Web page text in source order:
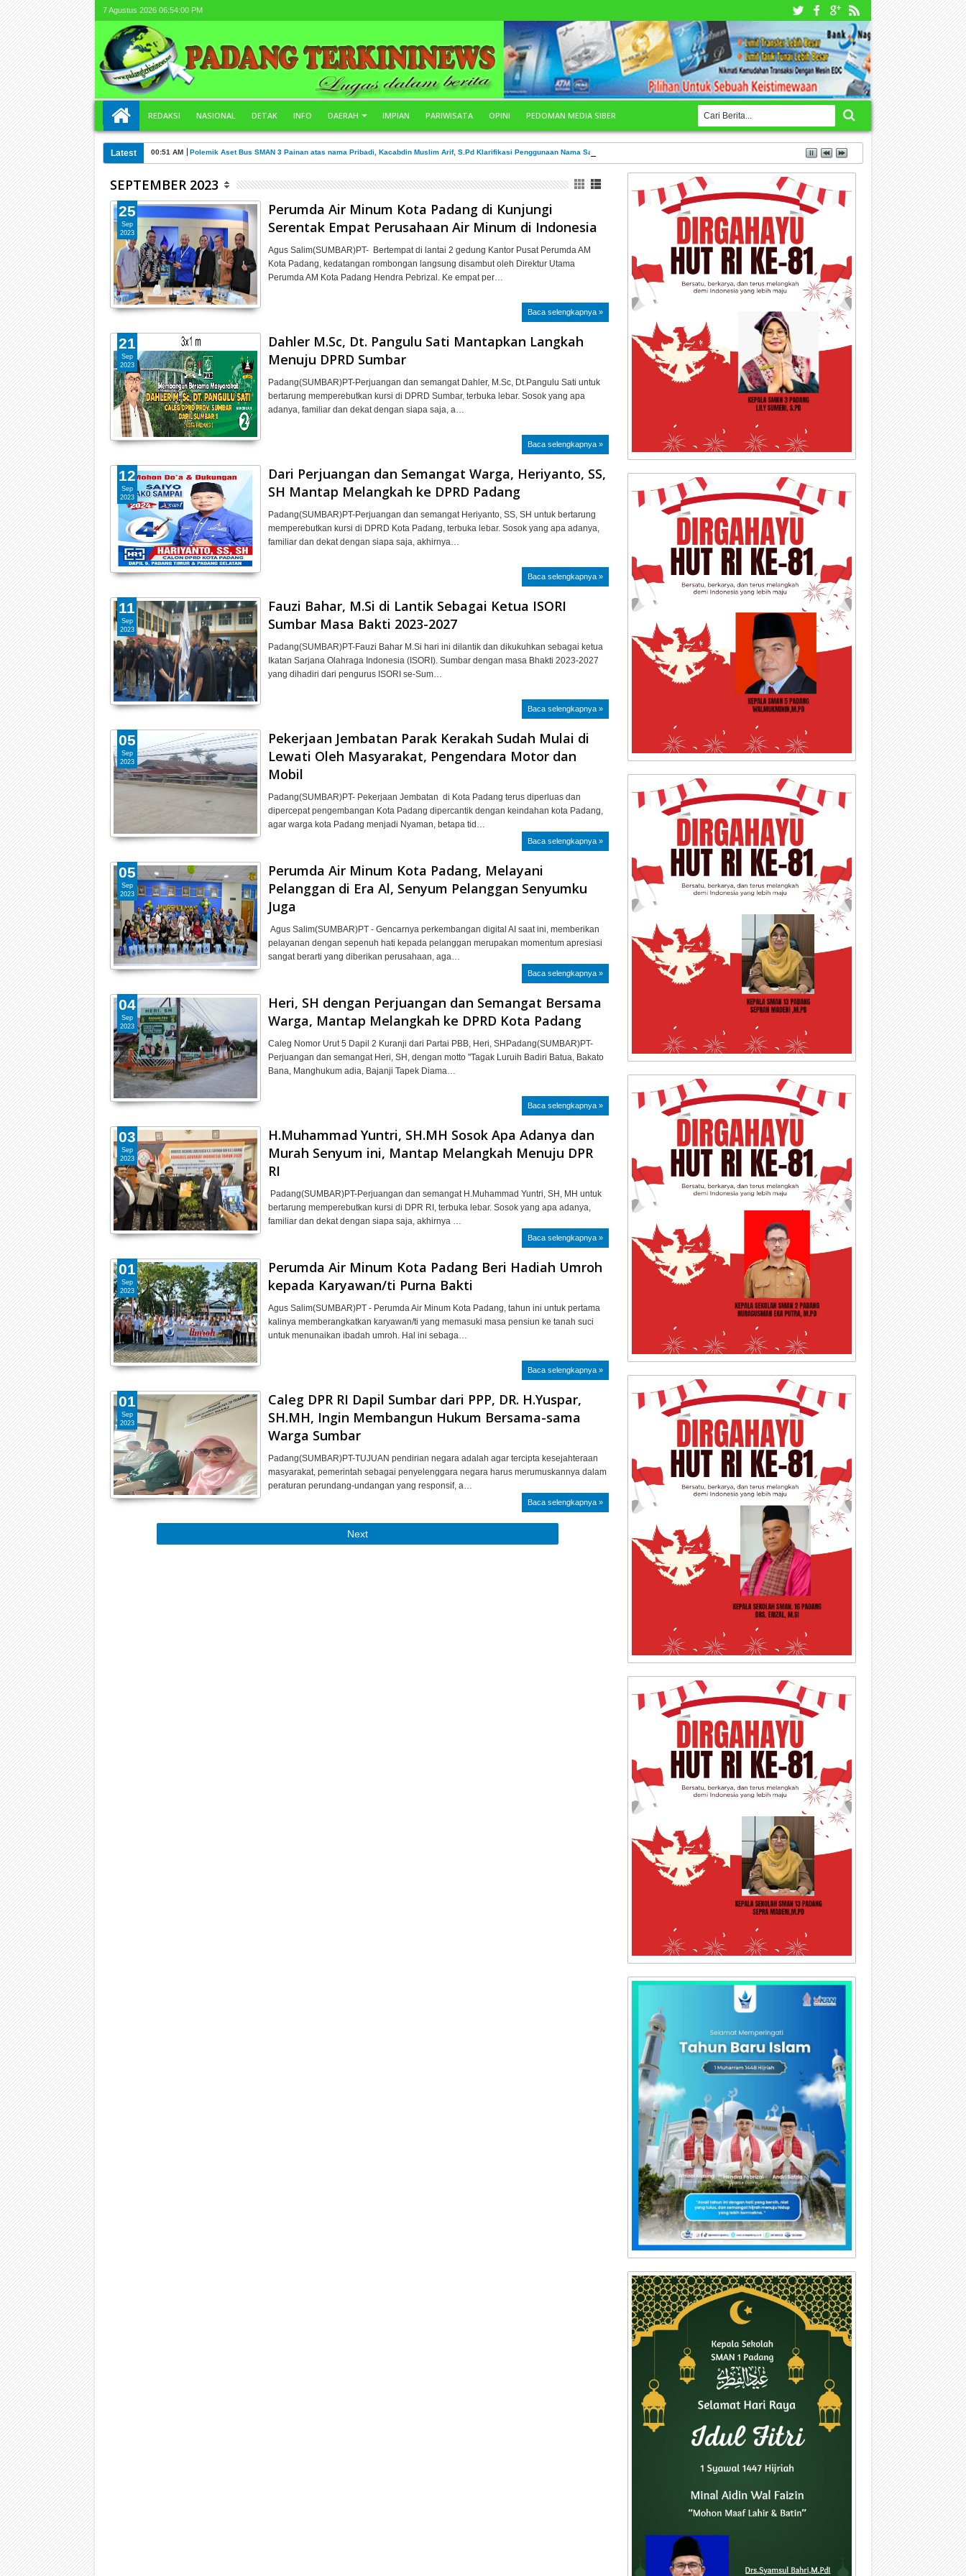
7 Agustus 2026 06:54:01 PM
REDAKSI NASIONAL DETAK INFO DAERAH IMPIAN PARIWISATA OPINI PEDOMAN MEDIA SIBER
Latest 00:51 AM Polemik Aset Bus SMAN 3 Painan atas nama Pribadi, Kacabdin Muslim Arif, S.Pd Klarifikasi Penggunaan Nama Saya Pada STNK dan BPKB Semata-mata Mempermudah Proses Administrasi Kredit di Leasing
SEPTEMBER 2023
Perumda Air Minum Kota Padang di Kunjungi
Serentak Empat Perusahaan Air Minum di Indonesia
Agus Salim(SUMBAR)PT- Bertempat di lantai 2 gedung Kantor Pusat Perumda AM
Kota Padang, kedatangan rombongan langsung disambut oleh Direktur Utama
Perumda AM Kota Padang Hendra Pebrizal. Ke empat per…
Baca selengkapnya »
25
Sep
2023
Dahler M.Sc, Dt. Pangulu Sati Mantapkan Langkah
Menuju DPRD Sumbar
Padang(SUMBAR)PT-Perjuangan dan semangat Dahler, M.Sc, Dt.Pangulu Sati untuk
bertarung memperebutkan kursi di DPRD Sumbar, terbuka lebar. Sosok yang apa
adanya, familiar dan dekat dengan siapa saja, a…
Baca selengkapnya »
21
Sep
2023
Dari Perjuangan dan Semangat Warga, Heriyanto, SS,
SH Mantap Melangkah ke DPRD Padang
Padang(SUMBAR)PT-Perjuangan dan semangat Heriyanto, SS, SH untuk bertarung
memperebutkan kursi di DPRD Kota Padang, terbuka lebar. Sosok yang apa adanya,
familiar dan dekat dengan siapa saja, akhirnya…
Baca selengkapnya »
12
Sep
2023
Fauzi Bahar, M.Si di Lantik Sebagai Ketua ISORI
Sumbar Masa Bakti 2023-2027
Padang(SUMBAR)PT-Fauzi Bahar M.Si hari ini dilantik dan dikukuhkan sebagai ketua
Ikatan Sarjana Olahraga Indonesia (ISORI). Sumbar dengan masa Bhakti 2023-2027
yang dihadiri dari pengurus ISORI se-Sum…
Baca selengkapnya »
11
Sep
2023
Pekerjaan Jembatan Parak Kerakah Sudah Mulai di
Lewati Oleh Masyarakat, Pengendara Motor dan
Mobil
Padang(SUMBAR)PT- Pekerjaan Jembatan di Kota Padang terus diperluas dan
dipercepat pengembangan Kota Padang dipercantik dengan keindahan kota Padang,
agar warga kota Padang menjadi Nyaman, betapa tid…
Baca selengkapnya »
05
Sep
2023
Perumda Air Minum Kota Padang, Melayani
Pelanggan di Era Al, Senyum Pelanggan Senyumku
Juga
Agus Salim(SUMBAR)PT - Gencarnya perkembangan digital AI saat ini, memberikan
pelayanan dengan sepenuh hati kepada pelanggan merupakan momentum apresiasi
sangat berarti yang diberikan perusahaan, aga…
Baca selengkapnya »
05
Sep
2023
Heri, SH dengan Perjuangan dan Semangat Bersama
Warga, Mantap Melangkah ke DPRD Kota Padang
Caleg Nomor Urut 5 Dapil 2 Kuranji dari Partai PBB, Heri, SHPadang(SUMBAR)PT-
Perjuangan dan semangat Heri, SH, dengan motto "Tagak Luruih Badiri Batua, Bakato
Bana, Manghukum adia, Bajanji Tapek Diama…
Baca selengkapnya »
04
Sep
2023
H.Muhammad Yuntri, SH.MH Sosok Apa Adanya dan
Murah Senyum ini, Mantap Melangkah Menuju DPR
RI
Padang(SUMBAR)PT-Perjuangan dan semangat H.Muhammad Yuntri, SH, MH untuk
bertarung memperebutkan kursi di DPR RI, terbuka lebar. Sosok yang apa adanya,
familiar dan dekat dengan siapa saja, akhirnya …
Baca selengkapnya »
03
Sep
2023
Perumda Air Minum Kota Padang Beri Hadiah Umroh
kepada Karyawan/ti Purna Bakti
Agus Salim(SUMBAR)PT - Perumda Air Minum Kota Padang, tahun ini untuk pertama
kalinya memberangkatkan karyawan/ti yang memasuki masa pensiun ke tanah suci
untuk menunaikan ibadah umroh. Hal ini sebaga…
Baca selengkapnya »
01
Sep
2023
Caleg DPR RI Dapil Sumbar dari PPP, DR. H.Yuspar,
SH.MH, Ingin Membangun Hukum Bersama-sama
Warga Sumbar
Padang(SUMBAR)PT-TUJUAN pendirian negara adalah agar tercipta kesejahteraan
masyarakat, pemerintah sebagai penyelenggara negara harus merumuskannya dalam
peraturan perundang-undangan yang responsif, a…
Baca selengkapnya »
01
Sep
2023
Next